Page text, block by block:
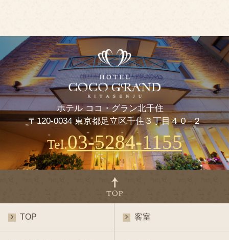
ホテル ココ・グラン北千住
〒120-0034 東京都足立区千住３丁目４０−２
Tel.03-5284-1155
TOP 客室